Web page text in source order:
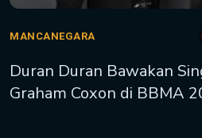
MANCANEGARA
Duran Duran Bawakan
Graham Coxon di BBMA